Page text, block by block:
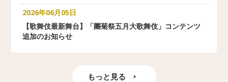
2026年06月05日
【歌舞伎最新舞台】「團菊祭五月大歌舞伎」コンテンツ
追加のお知らせ
もっと見る